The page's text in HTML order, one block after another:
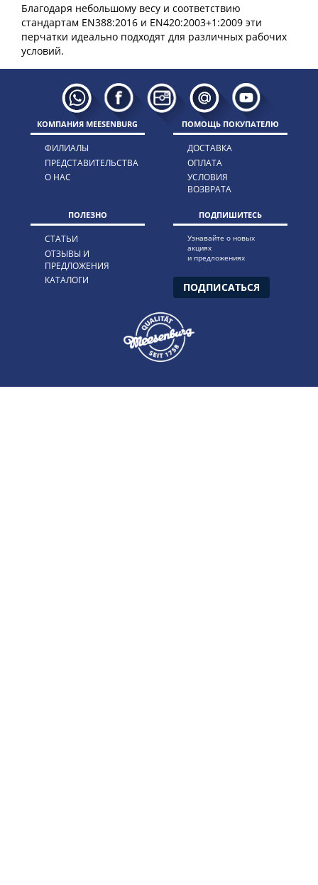
Благодаря небольшому весу и соответствию
стандартам EN388:2016 и EN420:2003+1:2009 эти
перчатки идеально подходят для различных рабочих
КОМПАНИЯ MEESENBURG
ФИЛИАЛЫ
ПРЕДСТАВИТЕЛЬСТВА
О НАС
ПОМОЩЬ ПОКУПАТЕЛЮ
ДОСТАВКА
ОПЛАТА
УСЛОВИЯ
ВОЗВРАТА
ПОЛЕЗНО
СТАТЬИ
ОТЗЫВЫ И
ПРЕДЛОЖЕНИЯ
КАТАЛОГИ
ПОДПИШИТЕСЬ
Узнавайте о новых
акциях
и предложениях
ПОДПИСАТЬСЯ